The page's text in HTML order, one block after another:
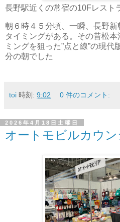
長野駅近くの常宿の10Fレスト
朝６時４５分頃、一瞬、長野新
タイミングがある。その昔松
ミングを狙った”点と線”の現
分の朝でした
toi 時刻: 9:02 0 件のコメント:
2026年4月18日土曜日
オートモビルカウン